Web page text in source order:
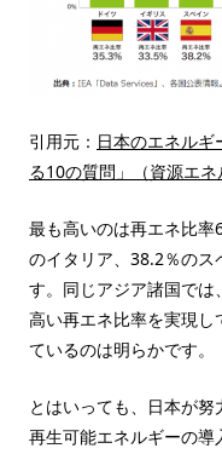
引用元： 日本のエネル
る10の質問」（資源エネ
最も高いのは再エネ比
のイタリア、38.2％のス
す。同じアジア諸国で
高い再エネ比率を実現
ているのは明らかです。
とはいっても、日本が努
再生可能エネルギーの導